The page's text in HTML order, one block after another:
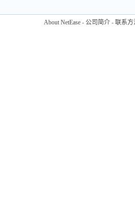
About NetEase - 公司简介 - 联系方